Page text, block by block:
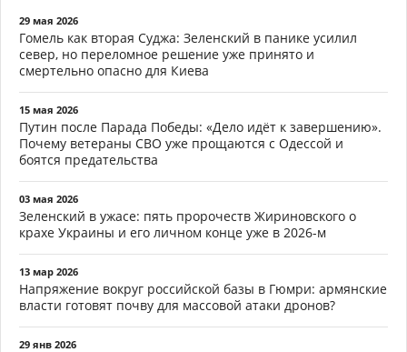
29 мая 2026
Гомель как вторая Суджа: Зеленский в панике усилил
север, но переломное решение уже принято и
смертельно опасно для Киева
15 мая 2026
Путин после Парада Победы: «Дело идёт к завершению».
Почему ветераны СВО уже прощаются с Одессой и
боятся предательства
03 мая 2026
Зеленский в ужасе: пять пророчеств Жириновского о
крахе Украины и его личном конце уже в 2026-м
13 мар 2026
Напряжение вокруг российской базы в Гюмри: армянские
власти готовят почву для массовой атаки дронов?
29 янв 2026